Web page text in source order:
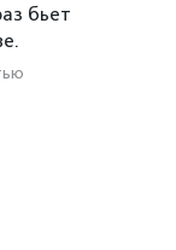
бьет